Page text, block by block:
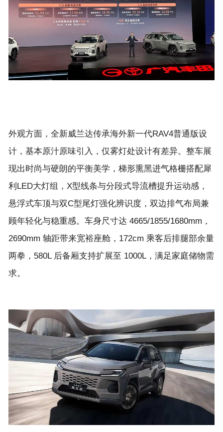
外观方面，全新威兰达传承海外新一代RAV4普通版设
计，基本原汁原味引入，仅雾灯处设计有差异。整车展
现出时尚与硬朗的平衡美学，梯形熏黑进气格栅搭配犀
利LED大灯组，X型线条与分段式导流槽提升运动感，
悬浮式车顶与双C型尾灯强化辨识度，双边排气布局兼
顾年轻化与稳重感。车身尺寸达 4665/1855/1680mm，
2690mm 轴距带来宽裕座舱，172cm 乘客后排腿部余量
两拳，580L 后备厢支持扩展至 1000L，满足家庭储物需